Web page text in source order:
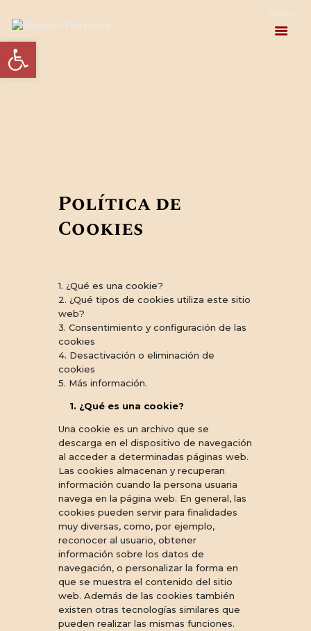
Abrir barra de herramientas
LA HISTORIA
INFORMACIÓN
CONTACTO
Política de
Cookies
1. ¿Qué es una cookie?
2. ¿Qué tipos de cookies utiliza este sitio
web?
3. Consentimiento y configuración de las
cookies
4. Desactivación o eliminación de
cookies
5. Más información.
1. ¿Qué es una cookie?
Una cookie es un archivo que se
descarga en el dispositivo de navegación
al acceder a determinadas páginas web.
Las cookies almacenan y recuperan
información cuando la persona usuaria
navega en la página web. En general, las
cookies pueden servir para finalidades
muy diversas, como, por ejemplo,
reconocer al usuario, obtener
información sobre los datos de
navegación, o personalizar la forma en
que se muestra el contenido del sitio
web. Además de las cookies también
existen otras tecnologías similares que
pueden realizar las mismas funciones.